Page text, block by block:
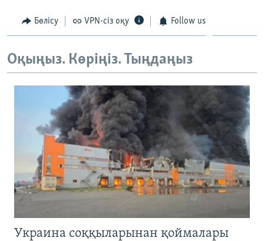
Бөлісу VPN-сіз оқу Follow us
Оқыңыз. Көріңіз. Тыңдаңыз
Украина соққыларынан қоймалары